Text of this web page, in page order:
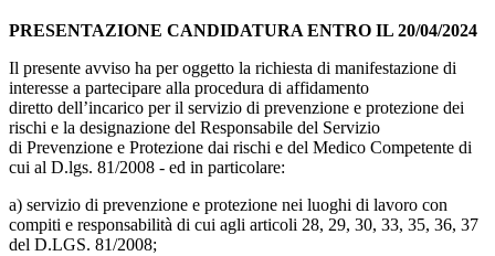
PRESENTAZIONE CANDIDATURA ENTRO IL 20/04/2024
Il presente avviso ha per oggetto la richiesta di manifestazione di
interesse a partecipare alla procedura di affidamento
diretto dell’incarico per il servizio di prevenzione e protezione dei
rischi e la designazione del Responsabile del Servizio
di Prevenzione e Protezione dai rischi e del Medico Competente di
cui al D.lgs. 81/2008 - ed in particolare:
a) servizio di prevenzione e protezione nei luoghi di lavoro con
compiti e responsabilità di cui agli articoli 28, 29, 30, 33, 35, 36, 37
del D.LGS. 81/2008;